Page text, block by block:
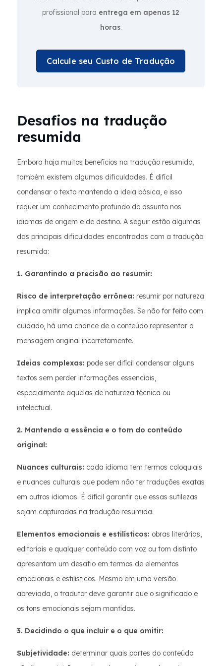
profissional para entrega em apenas 12
horas.
Calcule seu Custo de Tradução
Desafios na tradução
resumida
Embora haja muitos benefícios na tradução resumida,
também existem algumas dificuldades. É difícil
condensar o texto mantendo a ideia básica, e isso
requer um conhecimento profundo do assunto nos
idiomas de origem e de destino. A seguir estão algumas
das principais dificuldades encontradas com a tradução
resumida:
1. Garantindo a precisão ao resumir:
Risco de interpretação errônea: resumir por natureza
implica omitir algumas informações. Se não for feito com
cuidado, há uma chance de o conteúdo representar a
mensagem original incorretamente.
Ideias complexas: pode ser difícil condensar alguns
textos sem perder informações essenciais,
especialmente aquelas de natureza técnica ou
intelectual.
2. Mantendo a essência e o tom do conteúdo
original:
Nuances culturais: cada idioma tem termos coloquiais
e nuances culturais que podem não ter traduções exatas
em outros idiomas. É difícil garantir que essas sutilezas
sejam capturadas na tradução resumida.
Elementos emocionais e estilísticos: obras literárias,
editoriais e qualquer conteúdo com voz ou tom distinto
apresentam um desafio em termos de elementos
emocionais e estilísticos. Mesmo em uma versão
abreviada, o tradutor deve garantir que o significado e
os tons emocionais sejam mantidos.
3. Decidindo o que incluir e o que omitir:
Subjetividade: determinar quais partes do conteúdo